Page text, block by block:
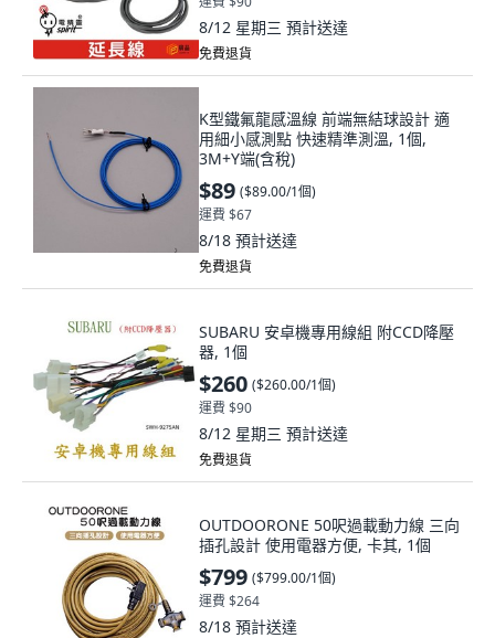
8/12 星期三 預計送達
免費退貨
K型鐵氟龍感溫線 前端無結球設計 適
用細小感測點 快速精準測溫, 1個,
3M+Y端(含稅)
$89 ($89.00/1個)
運費 $67
8/18 預計送達
免費退貨
SUBARU 安卓機專用線組 附CCD降壓
器, 1個
$260 ($260.00/1個)
運費 $90
8/12 星期三 預計送達
免費退貨
OUTDOORONE 50呎過載動力線 三向
插孔設計 使用電器方便, 卡其, 1個
$799 ($799.00/1個)
運費 $264
8/18 預計送達